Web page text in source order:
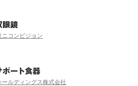
眼鏡
ニコンビジョン
ート食器
ールディングス株式会社